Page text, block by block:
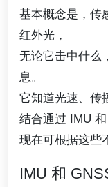
无人机很酷。无
品，
无人机更愿意携
可用的选项已经